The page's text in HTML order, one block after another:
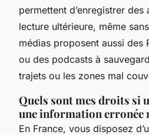
permettent d’enregistrer
lecture ultérieure, même
médias proposent aussi des
ou des podcasts à
trajets ou les zones mal
Quels sont mes droits si
une information erronée
En France, vous disposez